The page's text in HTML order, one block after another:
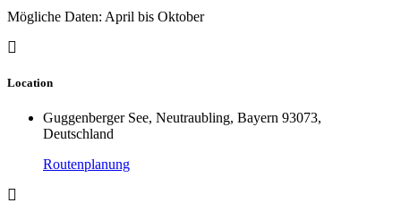
Mögliche Daten: April bis Oktober
Location
Guggenberger See, Neutraubling, Bayern 93073,
Deutschland
Routenplanung